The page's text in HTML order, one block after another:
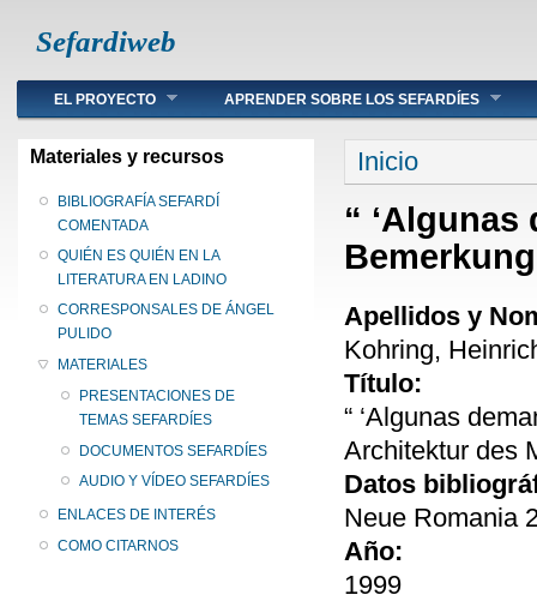
Sefardiweb
Main menu
EL PROYECTO APRENDER SOBRE LOS SEFARDÍES
Materiales y recursos
BIBLIOGRAFÍA SEFARDÍ
COMENTADA
QUIÉN ES QUIÉN EN LA
LITERATURA EN LADINO
CORRESPONSALES DE ÁNGEL
PULIDO
MATERIALES
PRESENTACIONES DE
TEMAS SEFARDÍES
DOCUMENTOS SEFARDÍES
AUDIO Y VÍDEO SEFARDÍES
ENLACES DE INTERÉS
COMO CITARNOS
Se encuentra
Inicio
“ ‘Algunas
Apellidos y
Kohring,
Título:
“ ‘Algunas
Architektur des
Datos
Neue Romania
Año:
1999